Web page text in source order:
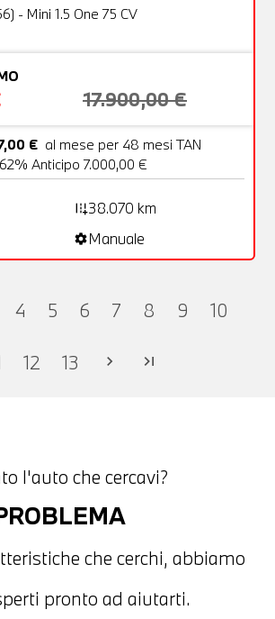
OFFERTA
- Mini 1.5 One 75 CV
17.900,00 €
€ al mese per 48 mesi TAN
Anticipo 7.000,00 €
add_road38.070 km
settingsManuale
4 5 6 7 8 9 10
12 13 chevron_right last_page
l'auto che cercavi?
che cerchi, abbiamo
pronto ad aiutarti.